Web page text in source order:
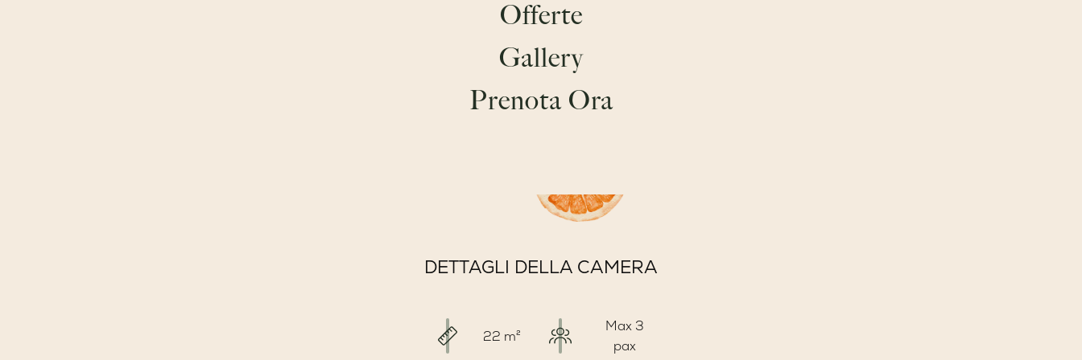
SPIAGGE
Offerte
Gallery
Prenota Ora
DETTAGLI DELLA CAMERA
22 m²
Max 3
pax